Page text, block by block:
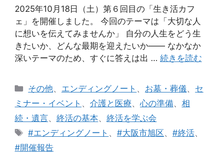
2025年10月18日（土）第６回目の「生き活カフ
ェ」を開催しました。 今回のテーマは「大切な人
に想いを伝えてみませんか」 自分の人生をどう生
きたいか、どんな最期を迎えたいか―― なかなか
深いテーマのため、すぐに答えは出 … 続きを読む
カ
リ
ー
その他、 エンディングノート 、 お墓・葬儀、 セ
ミナー・イベント 、 介護と医療、心の準備、 相
続・遺言、 終活の基本、 終活を学ぶ会
タ
グ
#エンディングノート 、#大阪市旭区、#終活、
#開催報告